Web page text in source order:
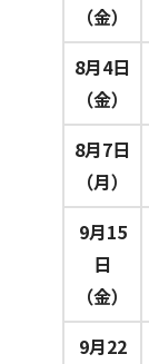
（金）
8月4日
（金）
8月7日
（月）
9月15
日
（金）
9月22